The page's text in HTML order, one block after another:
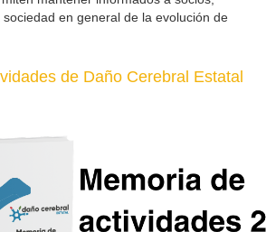
en general de la evolución de
de Daño Cerebral Estatal